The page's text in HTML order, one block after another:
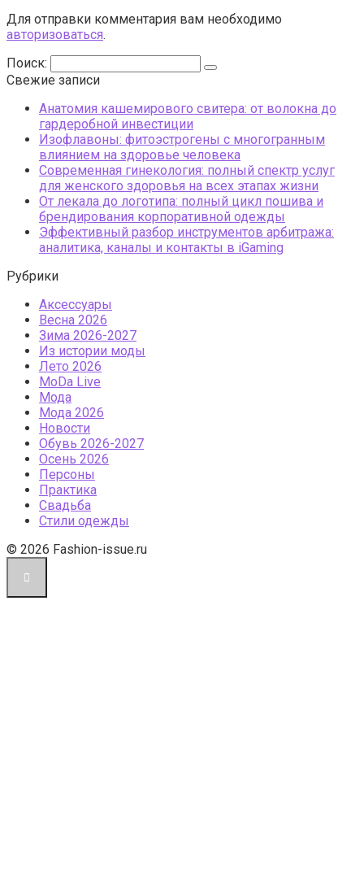
Для отправки комментария вам необходимо
авторизоваться.
Поиск:
Свежие записи
Анатомия кашемирового свитера: от волокна до
гардеробной инвестиции
Изофлавоны: фитоэстрогены с многогранным
влиянием на здоровье человека
Современная гинекология: полный спектр услуг
для женского здоровья на всех этапах жизни
От лекала до логотипа: полный цикл пошива и
брендирования корпоративной одежды
Эффективный разбор инструментов арбитража:
аналитика, каналы и контакты в iGaming
Рубрики
Аксессуары
Весна 2026
Зима 2026-2027
Из истории моды
Лето 2026
МоDа Live
Мода
Мода 2026
Новости
Обувь 2026-2027
Осень 2026
Персоны
Практика
Свадьба
Стили одежды
© 2026 Fashion-issue.ru